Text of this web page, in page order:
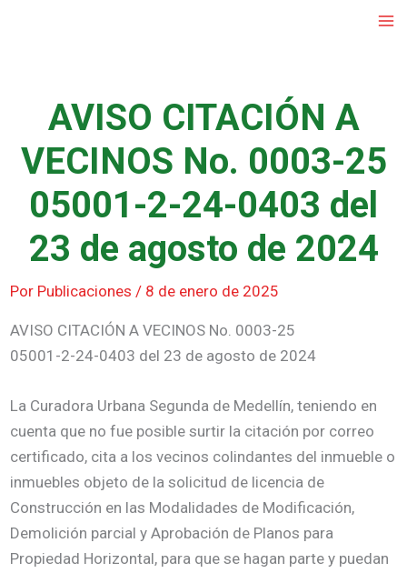
AVISO CITACIÓN A
VECINOS No. 0003-25
05001-2-24-0403 del
23 de agosto de 2024
Por Publicaciones / 8 de enero de 2025
AVISO CITACIÓN A VECINOS No. 0003-25
05001-2-24-0403 del 23 de agosto de 2024
La Curadora Urbana Segunda de Medellín, teniendo en
cuenta que no fue posible surtir la citación por correo
certificado, cita a los vecinos colindantes del inmueble o
inmuebles objeto de la solicitud de licencia de
Construcción en las Modalidades de Modificación,
Demolición parcial y Aprobación de Planos para
Propiedad Horizontal, para que se hagan parte y puedan